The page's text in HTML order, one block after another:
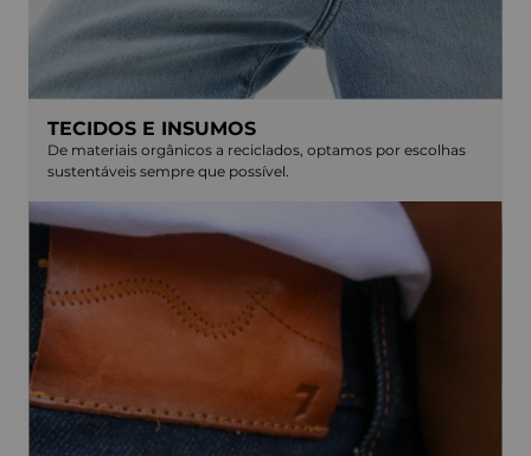
TECIDOS E INSUMOS
De materiais orgânicos a reciclados, optamos por escolhas
sustentáveis sempre que possível.